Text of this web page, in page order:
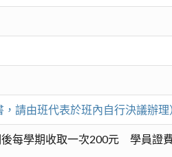
請由班代表於班內自行決議辦理
每學期收取一次200元 學員證